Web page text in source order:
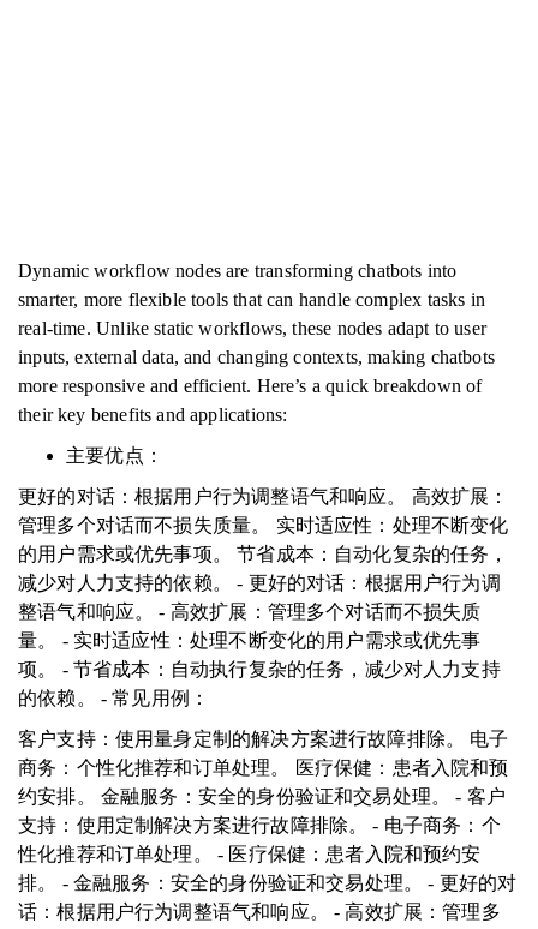
Dynamic workflow nodes are transforming chatbots into
smarter, more flexible tools that can handle complex tasks in
real-time. Unlike static workflows, these nodes adapt to user
inputs, external data, and changing contexts, making chatbots
more responsive and efficient. Here’s a quick breakdown of
their key benefits and applications:
主要优点：
更好的对话：根据用户行为调整语气和响应。 高效扩展：
管理多个对话而不损失质量。 实时适应性：处理不断变化
的用户需求或优先事项。 节省成本：自动化复杂的任务，
减少对人力支持的依赖。 - 更好的对话：根据用户行为调
整语气和响应。 - 高效扩展：管理多个对话而不损失质
量。 - 实时适应性：处理不断变化的用户需求或优先事
项。 - 节省成本：自动执行复杂的任务，减少对人力支持
的依赖。 - 常见用例：
客户支持：使用量身定制的解决方案进行故障排除。 电子
商务：个性化推荐和订单处理。 医疗保健：患者入院和预
约安排。 金融服务：安全的身份验证和交易处理。 - 客户
支持：使用定制解决方案进行故障排除。 - 电子商务：个
性化推荐和订单处理。 - 医疗保健：患者入院和预约安
排。 - 金融服务：安全的身份验证和交易处理。 - 更好的对
话：根据用户行为调整语气和响应。 - 高效扩展：管理多